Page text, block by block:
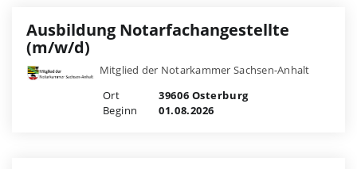
Ausbildung Notarfachangestellte
(m/w/d)
Mitglied der Notarkammer Sachsen-Anhalt
Ort
39606 Osterburg
Beginn
01.08.2026